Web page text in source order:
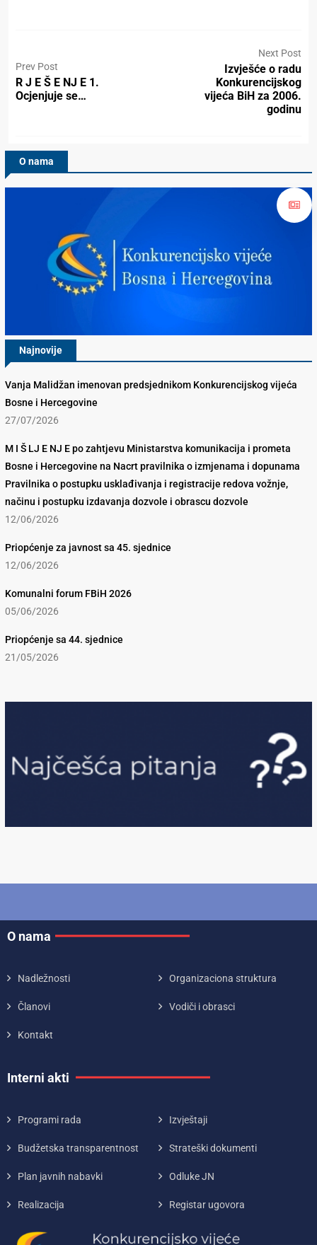
Prev Post
R J E Š E NJ E 1.
Ocjenjuje se…
Next Post
Izvješće o radu
Konkurencijskog
vijeća BiH za 2006.
godinu
O nama
Najnovije
Vanja Malidžan imenovan predsjednikom Konkurencijskog vijeća
Bosne i Hercegovine
27/07/2026
M I Š LJ E NJ E po zahtjevu Ministarstva komunikacija i prometa
Bosne i Hercegovine na Nacrt pravilnika o izmjenama i dopunama
Pravilnika o postupku usklađivanja i registracije redova vožnje,
načinu i postupku izdavanja dozvole i obrascu dozvole
12/06/2026
Priopćenje za javnost sa 45. sjednice
12/06/2026
Komunalni forum FBiH 2026
05/06/2026
Priopćenje sa 44. sjednice
21/05/2026
O nama
Nadležnosti Organizaciona struktura
Članovi Vodiči i obrasci
Kontakt
Interni akti
Programi rada Izvještaji
Budžetska transparentnost Strateški dokumenti
Plan javnih nabavki Odluke JN
Realizacija Registar ugovora